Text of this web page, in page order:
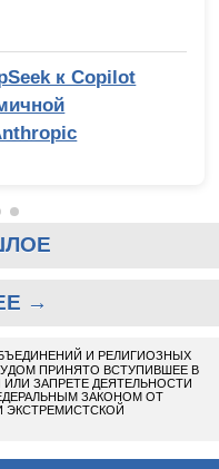
к Copilot
→
И РЕЛИГИОЗНЫХ
ПРИНЯТО ВСТУПИВШЕЕ В
ЗАПРЕТЕ ДЕЯТЕЛЬНОСТИ
ЗАКОНОМ ОТ
ЭКСТРЕМИСТСКОЙ